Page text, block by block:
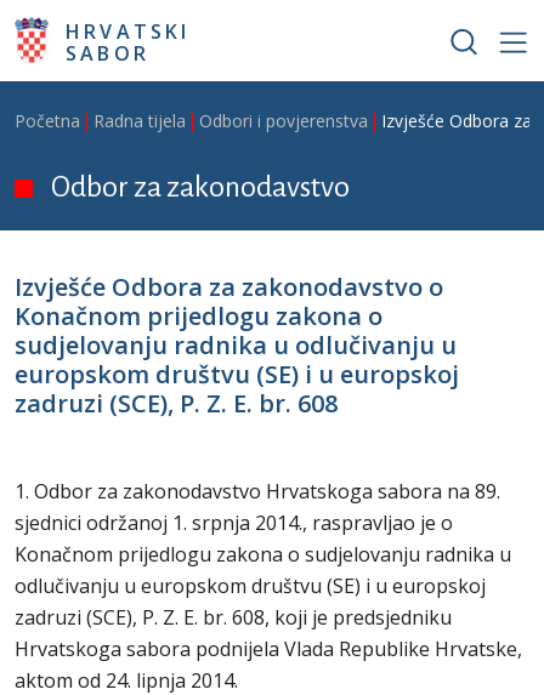
Skoči na glavni sadržaj
HRVATSKI
SABOR
Breadcrumb
Početna Radna tijela Odbori i povjerenstva Izvješće Odbora za
Odbor za zakonodavstvo
Izvješće Odbora za zakonodavstvo o
Konačnom prijedlogu zakona o
sudjelovanju radnika u odlučivanju u
europskom društvu (SE) i u europskoj
zadruzi (SCE), P. Z. E. br. 608
1. Odbor za zakonodavstvo Hrvatskoga sabora na 89.
sjednici održanoj 1. srpnja 2014., raspravljao je o
Konačnom prijedlogu zakona o sudjelovanju radnika u
odlučivanju u europskom društvu (SE) i u europskoj
zadruzi (SCE), P. Z. E. br. 608, koji je predsjedniku
Hrvatskoga sabora podnijela Vlada Republike Hrvatske,
aktom od 24. lipnja 2014.